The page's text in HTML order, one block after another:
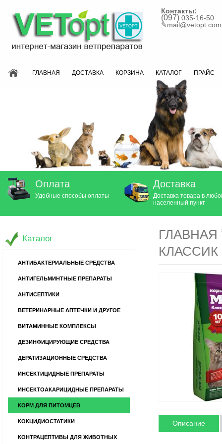
Контакты:
(097) 035-16-50
✎mail@vetopt.com
ГЛАВНАЯ ДОСТАВКА КОРЗИНА КАТАЛОГ ПРАЙС
Оплата
Удобные способы оплаты
Доставка
Доставка товара в
населенный пункт
ГЛАВНАЯ
КЛАССИК
Описание
Каталог
АНТИБАКТЕРИАЛЬНЫЕ СРЕДСТВА
АНТИГЕЛЬМИНТНЫЕ ПРЕПАРАТЫ
АНТИСЕПТИКИ
ВЕТЕРИНАРНЫЕ АПТЕЧКИ И ДРУГОЕ
ВИТАМИННЫЕ КОМПЛЕКСЫ
ДЕЗИНФИЦИРУЮЩИЕ СРЕДСТВА
ДЕРАТИЗАЦИОННЫЕ СРЕДСТВА
ИНСЕКТИЦИДНЫЕ ПРЕПАРАТЫ
ИНСЕКТОАКАРИЦИДНЫЕ ПРЕПАРАТЫ
КОРМ ДЛЯ ПИТОМЦЕВ
КОКЦИДИОСТАТИКИ
КОНТРАЦЕПТИВЫ ДЛЯ ЖИВОТНЫХ